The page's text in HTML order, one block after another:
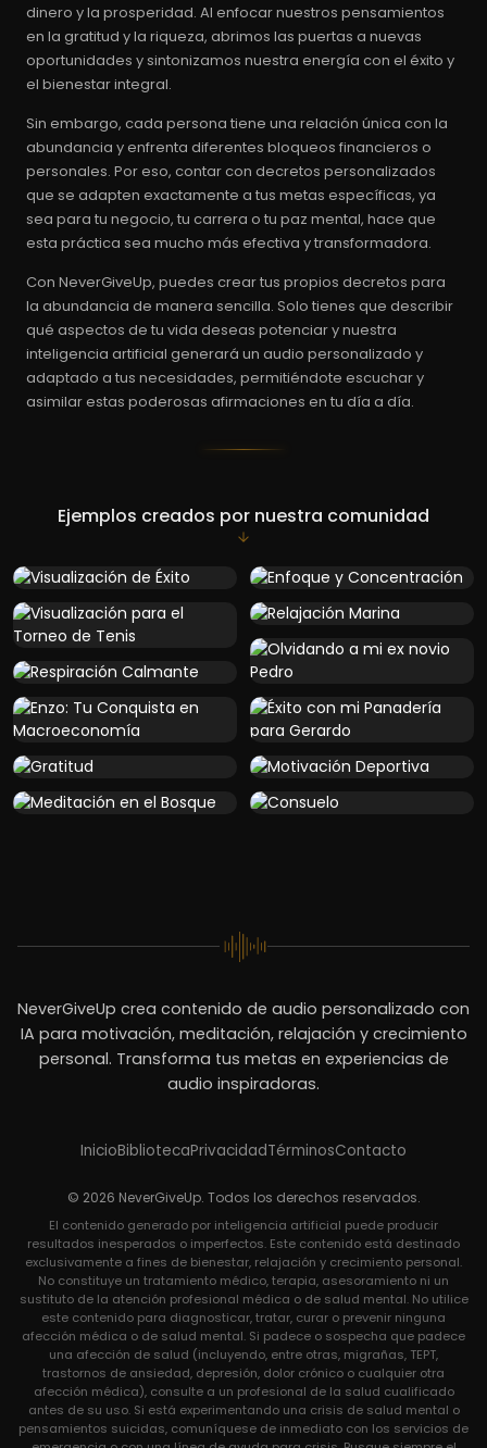
dinero y la prosperidad. Al enfocar nuestros pensamientos
en la gratitud y la riqueza, abrimos las puertas a nuevas
oportunidades y sintonizamos nuestra energía con el éxito y
el bienestar integral.
Sin embargo, cada persona tiene una relación única con la
abundancia y enfrenta diferentes bloqueos financieros o
personales. Por eso, contar con decretos personalizados
que se adapten exactamente a tus metas específicas, ya
sea para tu negocio, tu carrera o tu paz mental, hace que
esta práctica sea mucho más efectiva y transformadora.
Con NeverGiveUp, puedes crear tus propios decretos para
la abundancia de manera sencilla. Solo tienes que describir
qué aspectos de tu vida deseas potenciar y nuestra
inteligencia artificial generará un audio personalizado y
adaptado a tus necesidades, permitiéndote escuchar y
asimilar estas poderosas afirmaciones en tu día a día.
Ejemplos creados por nuestra comunidad
NeverGiveUp crea contenido de audio personalizado con
IA para motivación, meditación, relajación y crecimiento
personal. Transforma tus metas en experiencias de
audio inspiradoras.
InicioBibliotecaPrivacidadTérminosContacto
© 2026 NeverGiveUp. Todos los derechos reservados.
El contenido generado por inteligencia artificial puede producir
resultados inesperados o imperfectos. Este contenido está destinado
exclusivamente a fines de bienestar, relajación y crecimiento personal.
No constituye un tratamiento médico, terapia, asesoramiento ni un
sustituto de la atención profesional médica o de salud mental. No utilice
este contenido para diagnosticar, tratar, curar o prevenir ninguna
afección médica o de salud mental. Si padece o sospecha que padece
una afección de salud (incluyendo, entre otras, migrañas, TEPT,
trastornos de ansiedad, depresión, dolor crónico o cualquier otra
afección médica), consulte a un profesional de la salud cualificado
antes de su uso. Si está experimentando una crisis de salud mental o
pensamientos suicidas, comuníquese de inmediato con los servicios de